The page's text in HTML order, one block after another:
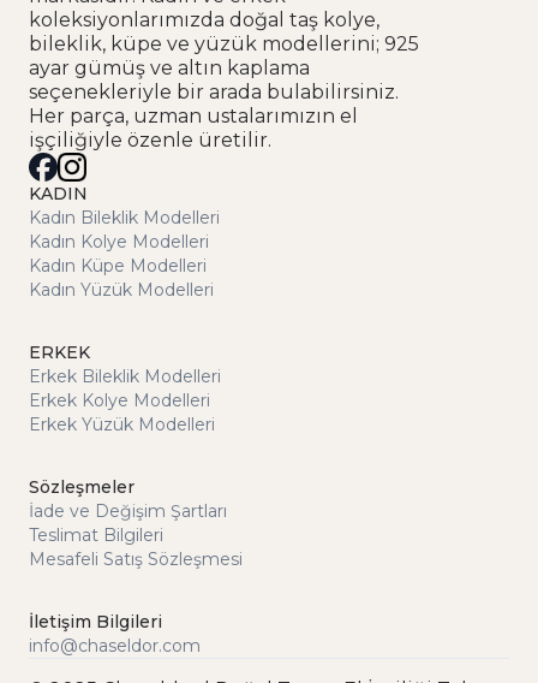
koleksiyonlarımızda doğal taş kolye,
bileklik, küpe ve yüzük modellerini; 925
ayar gümüş ve altın kaplama
seçenekleriyle bir arada bulabilirsiniz.
Her parça, uzman ustalarımızın el
işçiliğiyle özenle üretilir.
KADIN
Kadın Bileklik Modelleri
Kadın Kolye Modelleri
Kadın Küpe Modelleri
Kadın Yüzük Modelleri
ERKEK
Erkek Bileklik Modelleri
Erkek Kolye Modelleri
Erkek Yüzük Modelleri
Sözleşmeler
İade ve Değişim Şartları
Teslimat Bilgileri
Mesafeli Satış Sözleşmesi
İletişim Bilgileri
info@chaseldor.com